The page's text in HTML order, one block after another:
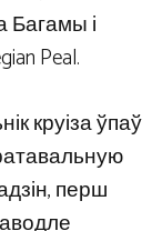
Багамы і
Peal.
круіза ўпаў
перш